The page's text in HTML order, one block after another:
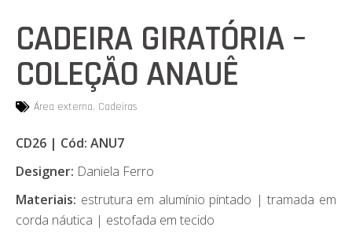
CADEIRA GIRATÓRIA –
COLEÇÃO ANAUÊ
Área externa, Cadeiras
CD26 | Cód: ANU7
Designer: Daniela Ferro
Materiais: estrutura em alumínio pintado | tramada em
corda náutica | estofada em tecido